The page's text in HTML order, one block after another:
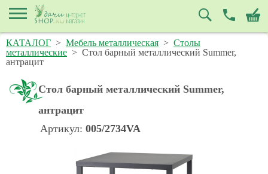
КАТАЛОГ > Мебель металлическая > Столы
металлические > Стол барный металлический Summer,
антрацит
Стол барный металлический Summer,
антрацит
Артикул: 005/2734VA